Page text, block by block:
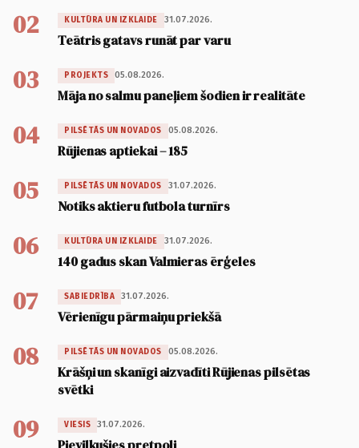
02 KULTŪRA UN IZKLAIDE 31.07.2026.
Teātris gatavs runāt par varu
03 PROJEKTS 05.08.2026.
Māja no salmu paneļiem šodien ir realitāte
04 PILSĒTĀS UN NOVADOS 05.08.2026.
Rūjienas aptiekai – 185
05 PILSĒTĀS UN NOVADOS 31.07.2026.
Notiks aktieru futbola turnīrs
06 KULTŪRA UN IZKLAIDE 31.07.2026.
140 gadus skan Valmieras ērģeles
07 SABIEDRĪBA 31.07.2026.
Vērienīgu pārmaiņu priekšā
08 PILSĒTĀS UN NOVADOS 05.08.2026.
Krāšņi un skanīgi aizvadīti Rūjienas pilsētas
svētki
09 VIESIS 31.07.2026.